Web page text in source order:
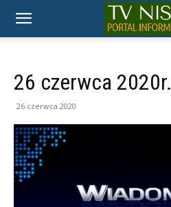
TELEWIZJA
NISKO
26 czerwca 2020r.
26 czerwca 2020